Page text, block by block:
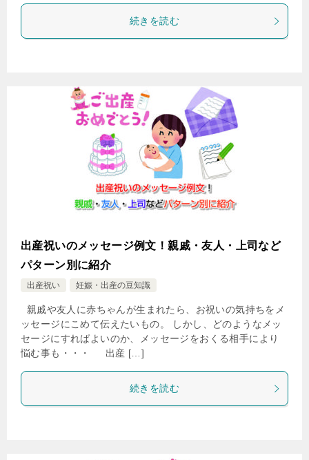
続きを読む
出産祝いのメッセージ例文！親戚・友人・上司など
パターン別に紹介
出産祝い 妊娠・出産の豆知識
親戚や友人に赤ちゃんが生まれたら、お祝いの気持ちをメ
ッセージにこめて伝えたいもの。 しかし、どのようなメッ
セージにすればよいのか、メッセージをおくる相手により
悩む事も・・・ 出産 […]
続きを読む